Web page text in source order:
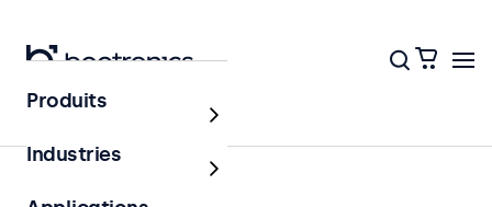
Écrans
Produits
Industries